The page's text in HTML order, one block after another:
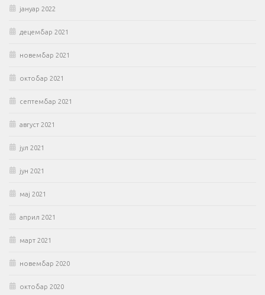
јануар 2022
децембар 2021
новембар 2021
октобар 2021
септембар 2021
август 2021
јул 2021
јун 2021
мај 2021
април 2021
март 2021
новембар 2020
октобар 2020